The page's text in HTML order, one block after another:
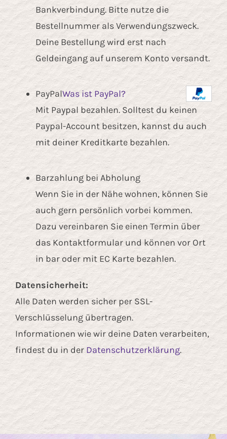
Bankverbindung. Bitte nutze die
Bestellnummer als Verwendungszweck.
Deine Bestellung wird erst nach
Geldeingang auf unserem Konto versandt.
PayPalWas ist PayPal?
Mit Paypal bezahlen. Solltest du keinen
Paypal-Account besitzen, kannst du auch
mit deiner Kreditkarte bezahlen.
Barzahlung bei Abholung
Wenn Sie in der Nähe wohnen, können Sie
auch gern persönlich vorbei kommen.
Dazu vereinbaren Sie einen Termin über
das Kontaktformular und können vor Ort
in bar oder mit EC Karte bezahlen.
Datensicherheit:
Alle Daten werden sicher per SSL-
Verschlüsselung übertragen.
Informationen wie wir deine Daten verarbeiten,
findest du in der Datenschutzerklärung.